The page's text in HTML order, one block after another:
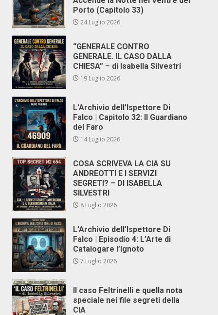
Porto (Capitolo 33)
24 Luglio 2026
“GENERALE CONTRO
GENERALE. IL CASO DALLA
CHIESA” – di Isabella Silvestri
19 Luglio 2026
L’Archivio dell’Ispettore Di
Falco | Capitolo 32: Il Guardiano
del Faro
14 Luglio 2026
COSA SCRIVEVA LA CIA SU
ANDREOTTI E I SERVIZI
SEGRETI? – DI ISABELLA
SILVESTRI
8 Luglio 2026
L’Archivio dell’Ispettore Di
Falco | Episodio 4: L’Arte di
Catalogare l’Ignoto
7 Luglio 2026
Il caso Feltrinelli e quella nota
speciale nei file segreti della
CIA